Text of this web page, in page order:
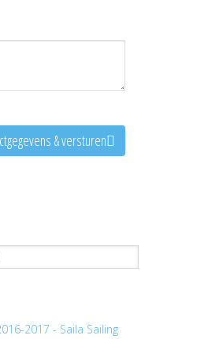
& versturen
2017 - Saila Sailing